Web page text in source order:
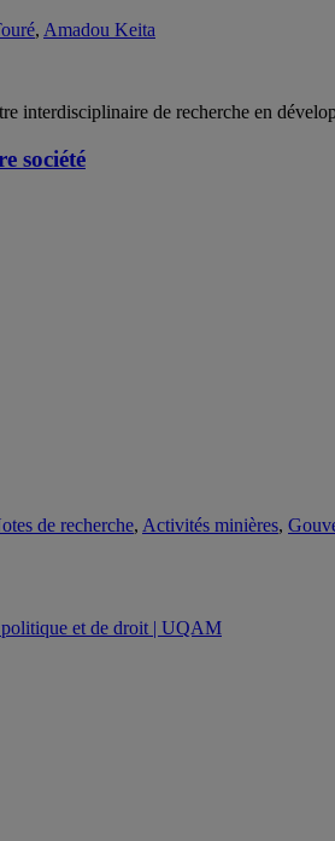
, Amadou Keita
interdisciplinaire de recherche en
société
de recherche, Activités minières,